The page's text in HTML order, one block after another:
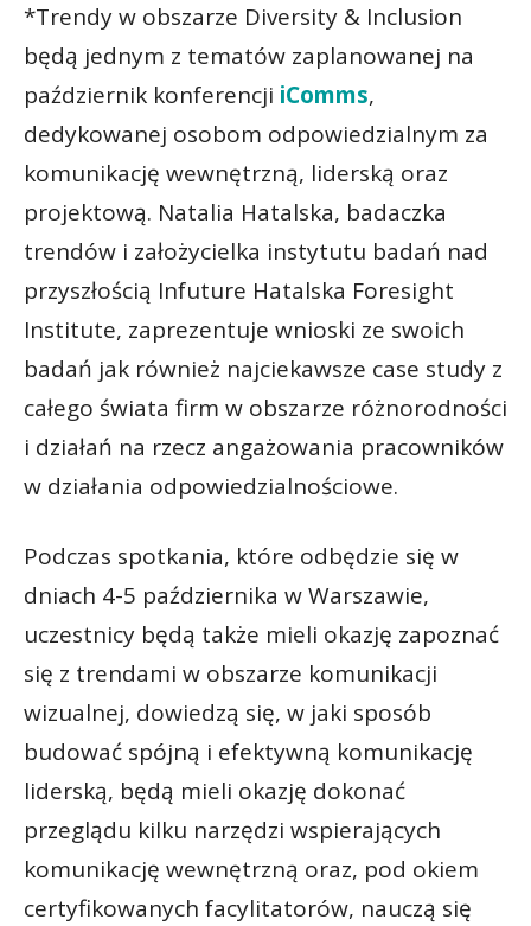
*Trendy w obszarze Diversity & Inclusion
będą jednym z tematów zaplanowanej na
październik konferencji iComms,
dedykowanej osobom odpowiedzialnym za
komunikację wewnętrzną, liderską oraz
projektową. Natalia Hatalska, badaczka
trendów i założycielka instytutu badań nad
przyszłością Infuture Hatalska Foresight
Institute, zaprezentuje wnioski ze swoich
badań jak również najciekawsze case study z
całego świata firm w obszarze różnorodności
i działań na rzecz angażowania pracowników
w działania odpowiedzialnościowe.
Podczas spotkania, które odbędzie się w
dniach 4-5 października w Warszawie,
uczestnicy będą także mieli okazję zapoznać
się z trendami w obszarze komunikacji
wizualnej, dowiedzą się, w jaki sposób
budować spójną i efektywną komunikację
liderską, będą mieli okazję dokonać
przeglądu kilku narzędzi wspierających
komunikację wewnętrzną oraz, pod okiem
certyfikowanych facylitatorów, nauczą się